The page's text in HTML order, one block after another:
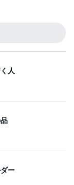
人
ー